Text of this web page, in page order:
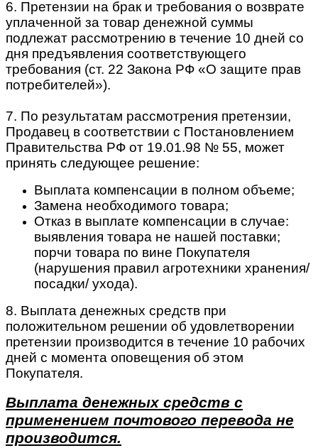
6. Претензии на брак и требования о возврате
уплаченной за товар денежной суммы
подлежат рассмотрению в течение 10 дней со
дня предъявления соответствующего
требования (ст. 22 Закона РФ «О защите прав
потребителей»).
7. По результатам рассмотрения претензии,
Продавец в соответствии с Постановлением
Правительства РФ от 19.01.98 № 55, может
принять следующее решение:
Выплата компенсации в полном объеме;
Замена необходимого товара;
Отказ в выплате компенсации в случае:
выявления товара не нашей поставки;
порчи товара по вине Покупателя
(нарушения правил агротехники хранения/
посадки/ ухода).
8. Выплата денежных средств при
положительном решении об удовлетворении
претензии производится в течение 10 рабочих
дней с момента оповещения об этом
Покупателя.
Выплата денежных средств с
применением почтового перевода не
производится.